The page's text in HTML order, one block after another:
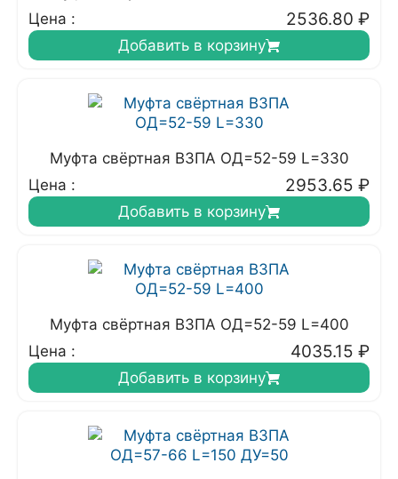
Цена :
2536.80 ₽
Добавить в корзину
Муфта свёртная ВЗПА ОД=52-59 L=330
Цена :
2953.65 ₽
Добавить в корзину
Муфта свёртная ВЗПА ОД=52-59 L=400
Цена :
4035.15 ₽
Добавить в корзину